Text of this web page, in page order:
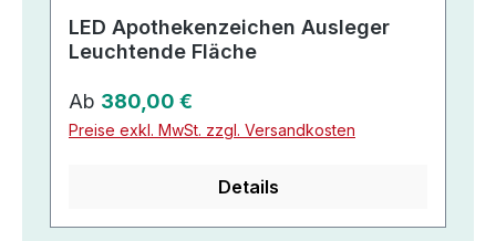
LED Apothekenzeichen Ausleger
Leuchtende Fläche
Regulärer Preis:
Ab 380,00 €
Preise exkl. MwSt. zzgl. Versandkosten
Details